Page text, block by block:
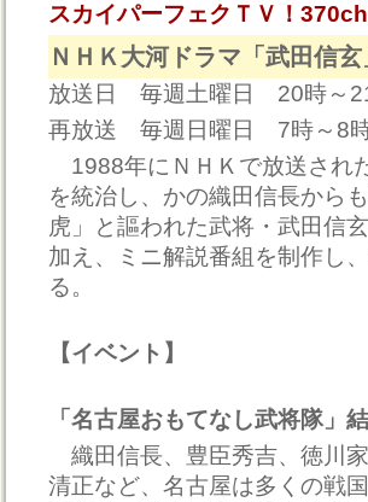
スカイパーフェクＴＶ！370ch
ＮＨＫ大河ドラマ「武田信玄
放送日 毎週土曜日 20時～
再放送 毎週日曜日 7時～8
1988年にＮＨＫで放送され
を統治し、かの織田信長から
虎」と謳われた武将・武田信
加え、ミニ解説番組を制作し
る。
【イベント】
「名古屋おもてなし武将隊」
織田信長、豊臣秀吉、徳川
清正など、名古屋は多くの戦